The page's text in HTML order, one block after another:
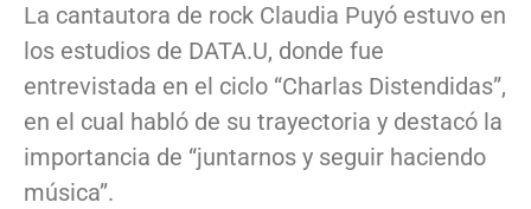
La cantautora de rock Claudia Puyó estuvo en
los estudios de DATA.U, donde fue
entrevistada en el ciclo “Charlas Distendidas”,
en el cual habló de su trayectoria y destacó la
importancia de “juntarnos y seguir haciendo
música”.